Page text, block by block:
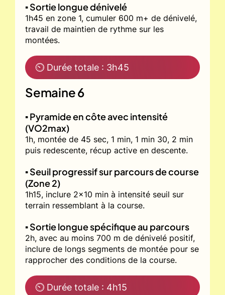
▪️ Sortie longue dénivelé
1h45 en zone 1, cumuler 600 m+ de dénivelé,
travail de maintien de rythme sur les
montées.
⏲ Durée totale : 3h45
Semaine 6
▪️ Pyramide en côte avec intensité
(VO2max)
1h, montée de 45 sec, 1 min, 1 min 30, 2 min
puis redescente, récup active en descente.
▪️ Seuil progressif sur parcours de course
(Zone 2)
1h15, inclure 2x10 min à intensité seuil sur
terrain ressemblant à la course.
▪️ Sortie longue spécifique au parcours
2h, avec au moins 700 m de dénivelé positif,
inclure de longs segments de montée pour se
rapprocher des conditions de la course.
⏲ Durée totale : 4h15